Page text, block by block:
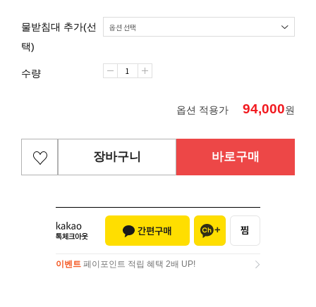
물받침대 추가(선
택)
수량
옵션 적용가 94,000원
장바구니 바로구매
이벤트 페이포인트 적립 혜택 2배 UP!